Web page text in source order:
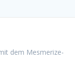
dem Mesmerize-